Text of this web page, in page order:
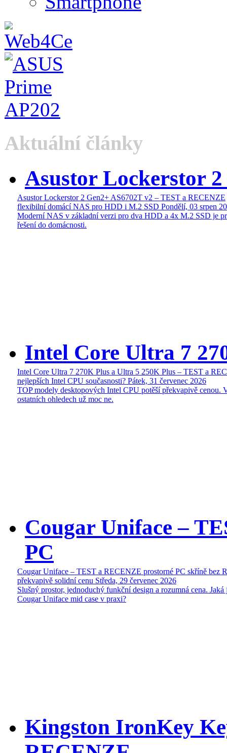
Aktuální články
Asustor Lockerstor
Asustor Lockerstor 2 Gen2+ AS6702T v2 – TEST a RECENZE
flexibilní domácí NAS pro HDD i M.2 SSD Pondělí, 03 srpen
Moderní NAS v základní verzi pro dva HDD a 4x M.2 SSD je
řešení do domácnosti.
Intel Core Ultra 7
Intel Core Ultra 7 270K Plus a Ultra 5 250K Plus – TEST a
nejlepších Intel CPU současnosti? Pátek, 31 červenec 2026
TOP modely desktopových Intel CPU potěší překvapivě cenou.
ostatních ohledech už moc ne.
Cougar Uniface –
PC
Cougar Uniface – TEST a RECENZE prostorné PC skříně bez
překvapivě solidní cenu Středa, 29 červenec 2026
Slušný prostor, jednoduchý funkční design a rozumná cena. Jaká
Cougar Uniface mid case v praxi?
Kingston IronKey